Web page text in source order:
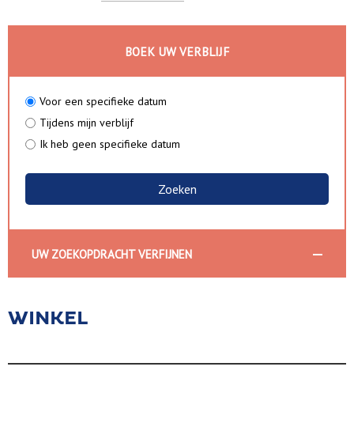
BOEK UW VERBLIJF
Voor een specifieke datum
Tijdens mijn verblijf
Ik heb geen specifieke datum
UW ZOEKOPDRACHT VERFIJNEN
WINKEL